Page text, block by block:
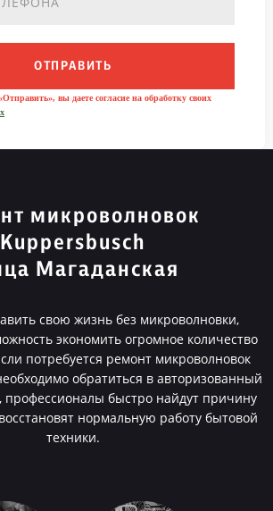
ОТПРАВИТЬ
вы даете согласие на обработку своих
микроволновок
Kuppersbusch
Магаданская
свою жизнь без микроволновки,
экономить огромное количество
потребуется ремонт микроволновок
обратиться в авторизованный
профессионалы быстро найдут причину
нормальную работу бытовой
техники.